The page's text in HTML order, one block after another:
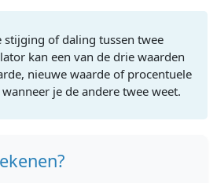
stijging of daling tussen twee
kan een van de drie waarden
nieuwe waarde of procentuele
je de andere twee weet.